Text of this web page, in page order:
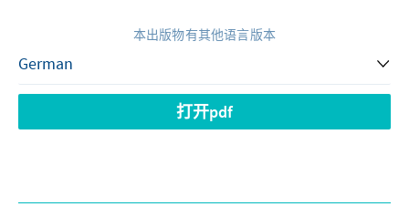
本出版物有其他语言版本
打开pdf